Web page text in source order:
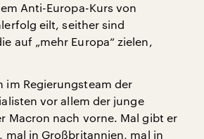
Anti-Europa-Kurs von
eilt, seither sind
auf „mehr Europa“ zielen,
im Regierungsteam der
vor allem der junge
Macron nach vorne. Mal gibt er
mal in Großbritannien, mal in